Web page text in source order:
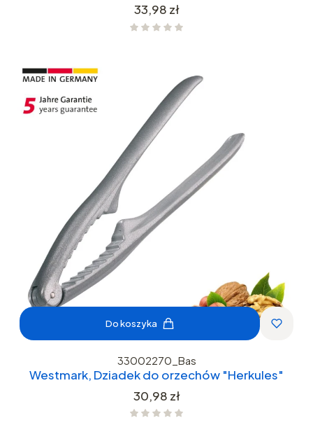
Cena
33,98 zł
Do koszyka
33002270_Bas
Westmark, Dziadek do orzechów "Herkules"
Cena
30,98 zł